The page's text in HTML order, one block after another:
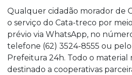
Qualquer cidadão morador de
o serviço do Cata-treco por
prévio via WhatsApp, no
telefone (62) 3524-8555 ou
Prefeitura 24h. Todo o material
destinado a cooperativas